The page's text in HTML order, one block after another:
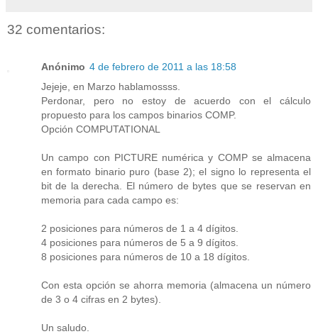
32 comentarios:
Anónimo 4 de febrero de 2011 a las 18:58
Jejeje, en Marzo hablamossss.
Perdonar, pero no estoy de acuerdo con el cálculo
propuesto para los campos binarios COMP.
Opción COMPUTATIONAL
Un campo con PICTURE numérica y COMP se almacena
en formato binario puro (base 2); el signo lo representa el
bit de la derecha. El número de bytes que se reservan en
memoria para cada campo es:
2 posiciones para números de 1 a 4 dígitos.
4 posiciones para números de 5 a 9 dígitos.
8 posiciones para números de 10 a 18 dígitos.
Con esta opción se ahorra memoria (almacena un número
de 3 o 4 cifras en 2 bytes).
Un saludo.